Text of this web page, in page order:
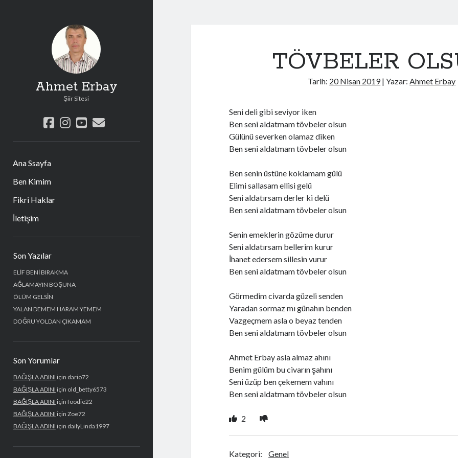
Ahmet Erbay
Şiir Sitesi
facebook
instagram
youtube
e-
Ana Ssayfa
Ben Kimim
Fikri Haklar
İletişim
Menü
Son Yazılar
ELİF BENİ BIRAKMA
AĞLAMAYIN BOŞUNA
ÖLÜM GELSİN
YALAN DEMEM HARAM YEMEM
DOĞRU YOLDAN ÇIKAMAM
Son Yorumlar
BAĞIŞLA ADINI için dario72
BAĞIŞLA ADINI için old_betty6573
BAĞIŞLA ADINI için foodie22
BAĞIŞLA ADINI için Zoe72
BAĞIŞLA ADINI için dailyLinda1997
TÖVBELER
Tarih: 20 Nisan 2019| Yazar:Ahmet Erbay
Seni deli gibi seviyor iken
Ben seni aldatmam tövbeler olsun
Gülünü severken olamaz diken
Ben seni aldatmam tövbeler olsun
Ben senin üstüne koklamam gülü
Elimi sallasam ellisi gelü
Seni aldatırsam derler ki delü
Ben seni aldatmam tövbeler olsun
Senin emeklerin gözüme durur
Seni aldatırsam bellerim kurur
İhanet edersem sillesin vurur
Ben seni aldatmam tövbeler olsun
Görmedim civarda güzeli senden
Yaradan sormaz mı günahın benden
Vazgeçmem asla o beyaz tenden
Ben seni aldatmam tövbeler olsun
Ahmet Erbay asla almaz ahını
Benim gülüm bu civarın şahını
Seni üzüp ben çekemem vahını
Ben seni aldatmam tövbeler olsun
2
Kategori: Genel